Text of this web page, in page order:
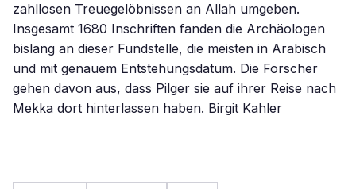
zahllosen Treuegelöbnissen an Allah umgeben.
Insgesamt 1680 Inschriften fanden die Archäologen
bislang an dieser Fundstelle, die meisten in Arabisch
und mit genauem Entstehungsdatum. Die Forscher
gehen davon aus, dass Pilger sie auf ihrer Reise nach
Mekka dort hinterlassen haben. Birgit Kahler